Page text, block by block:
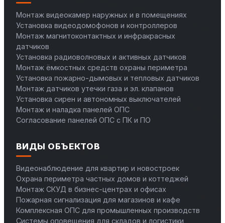
Монтаж видеокамер наружных и в помещениях
Установка видеодомофонов и контроллеров
Монтаж магнитоконтактных и инфракрасных
датчиков
Установка радиоволновых и активных датчиков
Монтаж ёмкостных средств охраны периметра
Установка пожарно-дымовых и тепловых датчиков
Монтаж датчиков утечки газа и эл. клапанов
Установка сирен и автономных выключателей
Монтаж и наладка панелей ОПС
Согласование панелей ОПС с ПК и ПО
ВИДЫ ОБЪЕКТОВ
Видеонаблюдение для квартир и новостроек
Охрана периметра частных домов и коттеджей
Монтаж СКУД в бизнес-центрах и офисах
Пожарная сигнализация для магазинов и кафе
Комплексная ОПС для промышленных производств
Системы оповещения для складов и логистики